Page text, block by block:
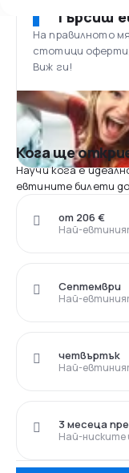
Търсиш
На правилното
стотици
Виж ги!
Кога ще
Научи кога е
евтините билети
Най-
от 206 €
Най-
Септември
Най-
четвъртък
Най-ниските
3 месеца